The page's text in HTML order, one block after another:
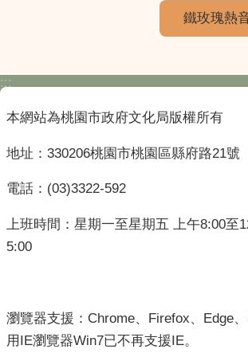
鐵玫瑰熱
:::
本網站為桃園市政府文化局版權所有
地址：330206桃園市桃園區縣府路21號
電話：(03)3322-592
上班時間：星期一至星期五 上午8:00至
5:00
瀏覽器支援：Chrome、Firefox、Edge
用IE瀏覽器Win7已不再支援IE。